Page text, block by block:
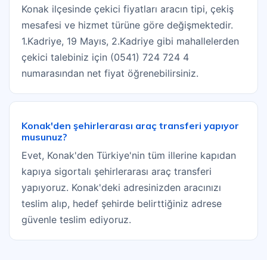
Konak ilçesinde çekici fiyatları aracın tipi, çekiş
mesafesi ve hizmet türüne göre değişmektedir.
1.Kadriye, 19 Mayıs, 2.Kadriye gibi mahallelerden
çekici talebiniz için (0541) 724 724 4
numarasından net fiyat öğrenebilirsiniz.
Konak'den şehirlerarası araç transferi yapıyor
musunuz?
Evet, Konak'den Türkiye'nin tüm illerine kapıdan
kapıya sigortalı şehirlerarası araç transferi
yapıyoruz. Konak'deki adresinizden aracınızı
teslim alıp, hedef şehirde belirttiğiniz adrese
güvenle teslim ediyoruz.